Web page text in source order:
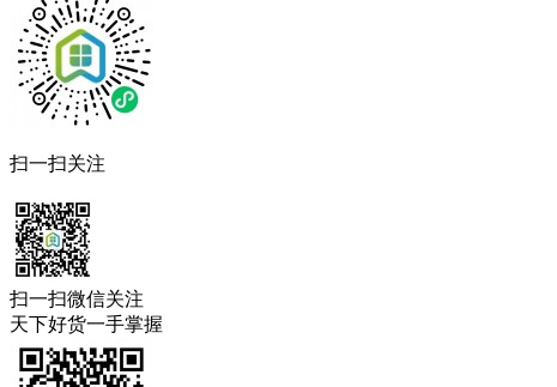
扫一扫关注
扫一扫微信关注
天下好货一手掌握